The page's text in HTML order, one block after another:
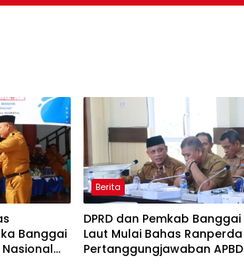
Banggai
Berita
DPRD dan Pemkab Banggai
Laut Mulai Bahas Ranperda
Pertanggungjawaban APBD
Berita Utama